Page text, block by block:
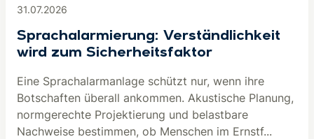
31.07.2026
Sprachalarmierung: Verständlichkeit
wird zum Sicherheitsfaktor
Eine Sprachalarmanlage schützt nur, wenn ihre
Botschaften überall ankommen. Akustische Planung,
normgerechte Projektierung und belastbare
Nachweise bestimmen, ob Menschen im Ernstf...